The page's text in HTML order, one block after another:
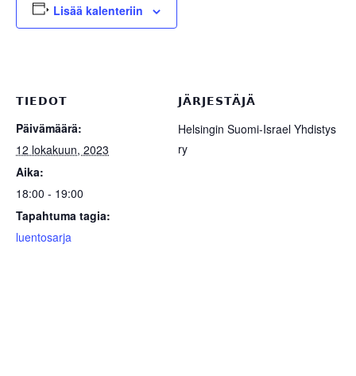
Lisää kalenteriin
TIEDOT
Päivämäärä:
12 lokakuun, 2023
Aika:
18:00 - 19:00
Tapahtuma tagia:
luentosarja
JÄRJESTÄJÄ
Helsingin Suomi-Israel Yhdistys
ry